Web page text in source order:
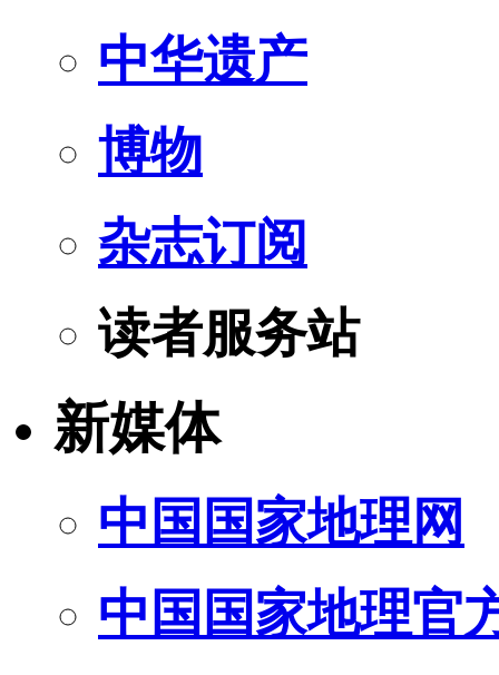
中华遗产
博物
杂志订阅
读者服务站
新媒体
中国国家地理网
中国国家地理官